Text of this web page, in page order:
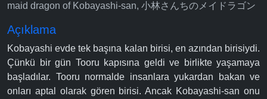
maid dragon of Kobayashi-san, 小林さんちのメイドラゴン
Açıklama
Kobayashi evde tek başına kalan birisi, en azından birisiydi.
Çünkü bir gün Tooru kapısına geldi ve birlikte yaşamaya
başladılar. Tooru normalde insanlara yukardan bakan ve
onları aptal olarak gören birisi. Ancak Kobayashi-san onu